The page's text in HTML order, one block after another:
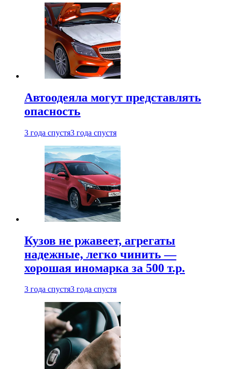
Автоодеяла могут представлять
опасность
3 года спустя3 года спустя
Кузов не ржавеет, агрегаты
надежные, легко чинить —
хорошая иномарка за 500 т.р.
3 года спустя3 года спустя